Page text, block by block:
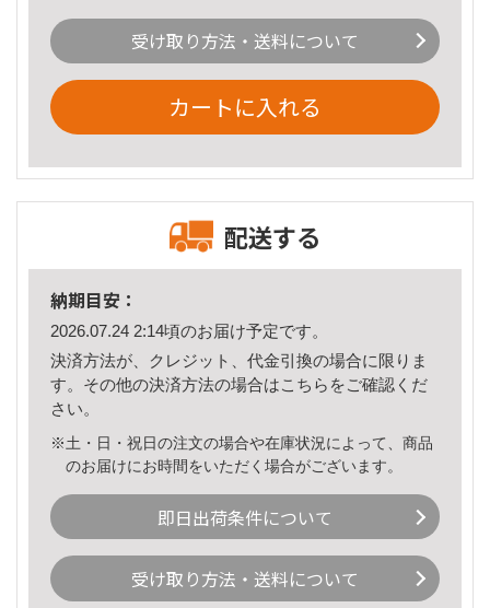
受け取り方法・送料について
カートに入れる
配送する
納期目安：
2026.07.24 2:14頃のお届け予定です。
決済方法が、クレジット、代金引換の場合に限りま
す。その他の決済方法の場合はこちら をご確認くだ
さい。
※土・日・祝日の注文の場合や在庫状況によって、商品
のお届けにお時間をいただく場合がございます。
即日出荷条件について
受け取り方法・送料について